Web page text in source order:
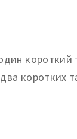
короткий
коротких